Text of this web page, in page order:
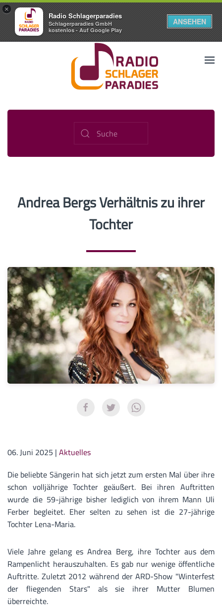
×
Radio Schlagerparadies
Schlagerparadies GmbH
kostenlos - Auf Google Play
ANSEHEN
Andrea Bergs Verhältnis zu ihrer
Tochter
06. Juni 2025 | Aktuelles
Die beliebte Sängerin hat sich jetzt zum ersten Mal über ihre
schon volljährige Tochter geäußert. Bei ihren Auftritten
wurde die 59-jährige bisher lediglich von ihrem Mann Uli
Ferber begleitet. Eher selten zu sehen ist die 27-jährige
Tochter Lena-Maria.
Viele Jahre gelang es Andrea Berg, ihre Tochter aus dem
Rampenlicht herauszuhalten. Es gab nur wenige öffentliche
Auftritte. Zuletzt 2012 während der ARD-Show "Winterfest
der fliegenden Stars" als sie ihrer Mutter Blumen
überreichte.